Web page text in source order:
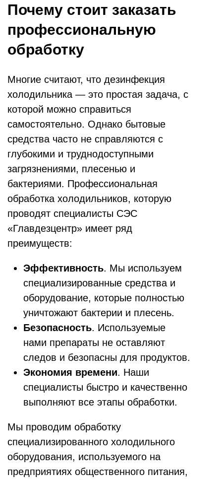
Почему стоит заказать
профессиональную
обработку
Многие считают, что дезинфекция
холодильника — это простая задача, с
которой можно справиться
самостоятельно. Однако бытовые
средства часто не справляются с
глубокими и труднодоступными
загрязнениями, плесенью и
бактериями. Профессиональная
обработка холодильников, которую
проводят специалисты СЭС
«Главдезцентр» имеет ряд
преимуществ:
Эффективность. Мы используем
специализированные средства и
оборудование, которые полностью
уничтожают бактерии и плесень.
Безопасность. Используемые
нами препараты не оставляют
следов и безопасны для продуктов.
Экономия времени. Наши
специалисты быстро и качественно
выполняют все этапы обработки.
Мы проводим обработку
специализированного холодильного
оборудования, используемого на
предприятиях общественного питания,